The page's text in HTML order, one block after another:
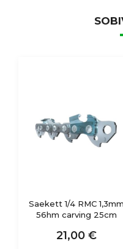
Saekett 1/4 RMC 1,3mm
56hm carving 25cm
21,00 €